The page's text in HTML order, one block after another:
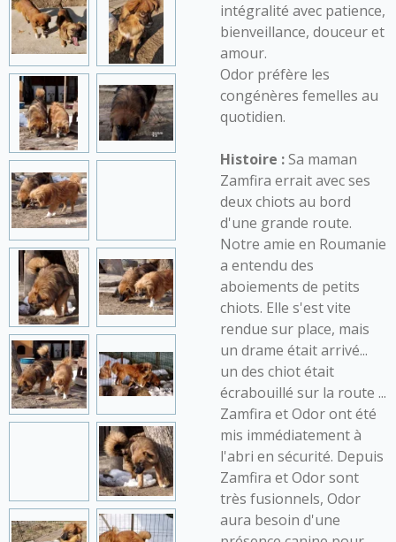
intégralité avec patience,
bienveillance, douceur et
amour.
Odor préfère les
congénères femelles au
quotidien.
Histoire :Sa maman
Zamfira errait avec ses
deux chiots au bord
d'une grande route.
Notre amie en Roumanie
a entendu des
aboiements de petits
chiots. Elle s'est vite
rendue sur place, mais
un drame était arrivé...
un des chiot était
écrabouillé sur la route ...
Zamfira et Odor ont été
mis immédiatement à
l'abri en sécurité. Depuis
Zamfira et Odor sont
très fusionnels, Odor
aura besoin d'une